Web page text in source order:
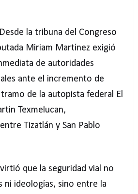
la tribuna del Congreso
Miriam Martínez exigió
de autoridades
ante el incremento de
de la autopista federal El
Texmelucan,
Tizatlán y San Pablo
que la seguridad vial no
ni ideologías, sino entre la